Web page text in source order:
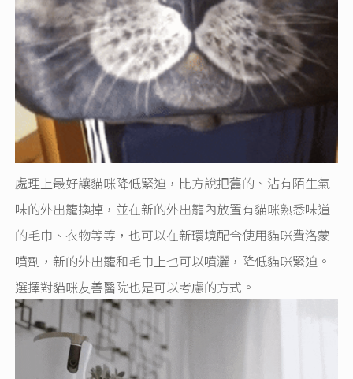
處理上最好讓貓咪降低緊迫，比方說把舊的、沾有陌生氣
味的外出籠換掉，並在新的外出籠內放置有貓咪熟悉味道
的毛巾、衣物等等，也可以在新環境配合使用貓咪費洛蒙
噴劑，新的外出籠和毛巾上也可以噴灑，降低貓咪緊迫。
選擇對貓咪友善醫院也是可以考慮的方式。